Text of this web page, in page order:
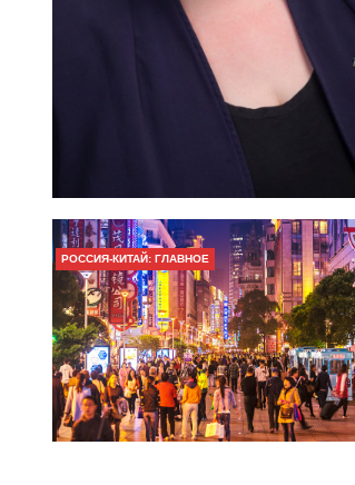
РОССИЯ-КИТАЙ: ГЛАВНОЕ